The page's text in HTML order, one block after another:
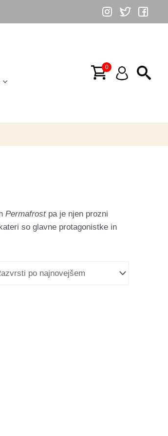
Permafrostpa je njen prozni
so glavne protagonistke in